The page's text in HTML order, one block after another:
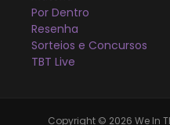
Por Dentro
Resenha
Sorteios e Concursos
TBT Live
Copyright © 2026 We In